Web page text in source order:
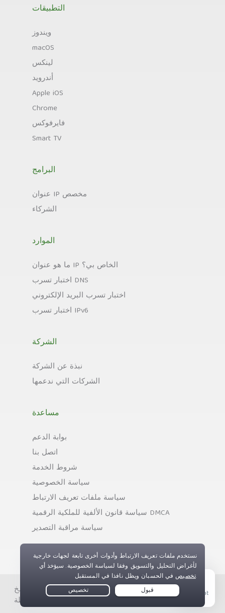
التطبيقات
ويندوز
macOS
لينكس
أندرويد
Apple iOS
Chrome
فايرفوكس
Smart TV
البرامج
عنوان IP مخصص
الشركاء
الموارد
ما هو عنوان IP الخاص بي؟
اختبار تسرب DNS
اختبار تسرب البريد الإلكتروني
اختبار تسرب IPv6
الشركة
نبذة عن الشركة
الشركات التي ندعمها
مساعدة
بوابة الدعم
اتصل بنا
شروط الخدمة
سياسة الخصوصية
سياسة ملفات تعريف الارتباط
سياسة قانون الألفية للملكية الرقمية DMCA
سياسة مراقبة التصدير
حقوق النسخ © Private Internet Access, Inc. جميع الحقوق
Live Chat